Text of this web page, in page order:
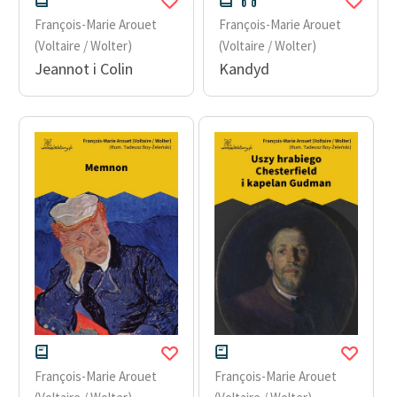
Ręce pełne poezji
Kolekcje edukacyjne
twórców przechodzących
do domeny publicznej,
Starego Testamentu
Odkurzamy bohaterów
Szkoła Poezji Wolnych
Lektur
O nas
Kontakt
O projekcie
Zespół
François-Marie Arouet
(Voltaire / Wolter)
Jeannot i Colin
François-Marie Arouet
(Voltaire / Wolter)
Kandyd
François-Marie Arouet
François-Marie Arouet